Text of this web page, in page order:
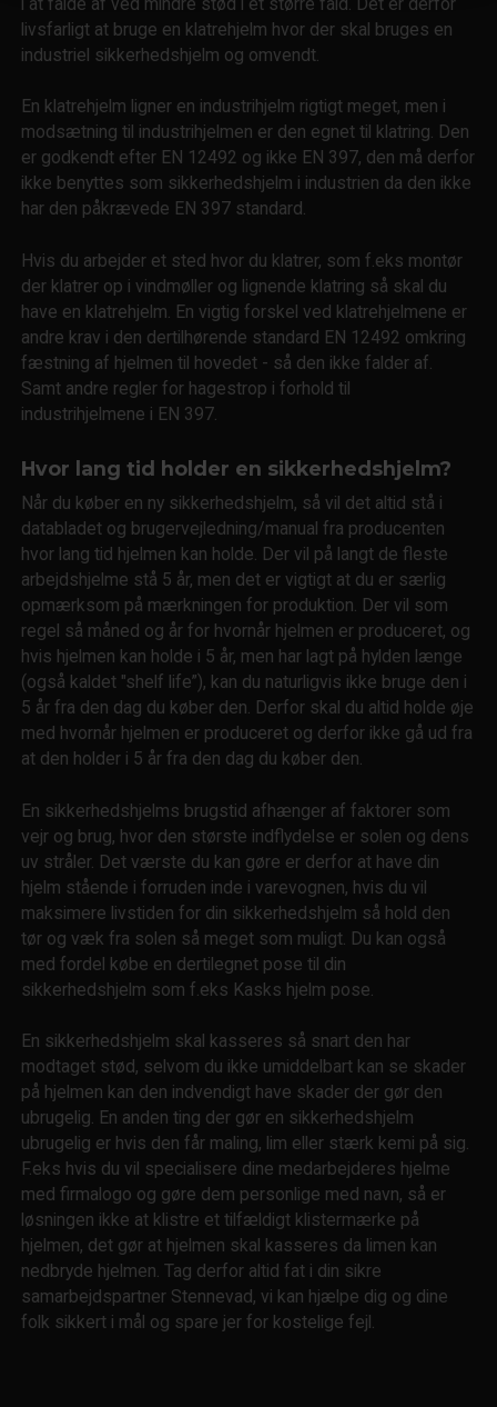
livsfarligt at bruge en klatrehjelm hvor der skal bruges en
industriel sikkerhedshjelm og omvendt.
En klatrehjelm ligner en industrihjelm rigtigt meget, men i
modsætning til industrihjelmen er den egnet til klatring. Den
er godkendt efter EN 12492 og ikke EN 397, den må derfor
ikke benyttes som sikkerhedshjelm i industrien da den ikke
har den påkrævede EN 397 standard.
Hvis du arbejder et sted hvor du klatrer, som f.eks montør
der klatrer op i vindmøller og lignende klatring så skal du
have en klatrehjelm. En vigtig forskel ved klatrehjelmene er
andre krav i den dertilhørende standard EN 12492 omkring
fæstning af hjelmen til hovedet - så den ikke falder af.
Samt andre regler for hagestrop i forhold til
industrihjelmene i EN 397.
Hvor lang tid holder en sikkerhedshjelm?
Når du køber en ny sikkerhedshjelm, så vil det altid stå i
databladet og brugervejledning/manual fra producenten
hvor lang tid hjelmen kan holde. Der vil på langt de fleste
arbejdshjelme stå 5 år, men det er vigtigt at du er særlig
opmærksom på mærkningen for produktion. Der vil som
regel så måned og år for hvornår hjelmen er produceret, og
hvis hjelmen kan holde i 5 år, men har lagt på hylden længe
(også kaldet "shelf life”), kan du naturligvis ikke bruge den i
5 år fra den dag du køber den. Derfor skal du altid holde øje
med hvornår hjelmen er produceret og derfor ikke gå ud fra
at den holder i 5 år fra den dag du køber den.
En sikkerhedshjelms brugstid afhænger af faktorer som
vejr og brug, hvor den største indflydelse er solen og dens
uv stråler. Det værste du kan gøre er derfor at have din
hjelm stående i forruden inde i varevognen, hvis du vil
maksimere livstiden for din sikkerhedshjelm så hold den
tør og væk fra solen så meget som muligt. Du kan også
med fordel købe en dertilegnet pose til din
sikkerhedshjelm som f.eks Kasks hjelm pose.
En sikkerhedshjelm skal kasseres så snart den har
modtaget stød, selvom du ikke umiddelbart kan se skader
på hjelmen kan den indvendigt have skader der gør den
ubrugelig. En anden ting der gør en sikkerhedshjelm
ubrugelig er hvis den får maling, lim eller stærk kemi på sig.
F.eks hvis du vil specialisere dine medarbejderes hjelme
med firmalogo og gøre dem personlige med navn, så er
løsningen ikke at klistre et tilfældigt klistermærke på
hjelmen, det gør at hjelmen skal kasseres da limen kan
nedbryde hjelmen. Tag derfor altid fat i din sikre
samarbejdspartner Stennevad, vi kan hjælpe dig og dine
folk sikkert i mål og spare jer for kostelige fejl.